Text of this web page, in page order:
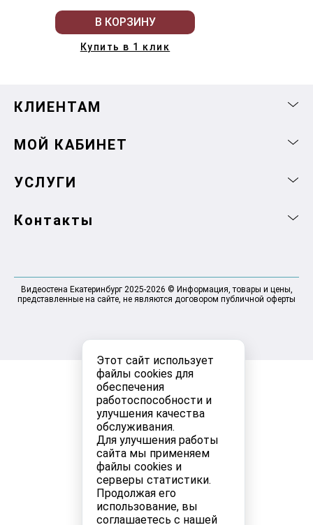
Этот сайт использует
файлы cookies для
обеспечения
работоспособности и
улучшения качества
обслуживания.
Для улучшения работы
сайта мы применяем
файлы cookies и
серверы статистики.
Продолжая его
использование, вы
соглашаетесь с нашей
В КОРЗИНУ
Купить в 1 клик
КЛИЕНТАМ
МОЙ КАБИНЕТ
УСЛУГИ
Контакты
Видеостена Екатеринбург 2025-2026 © Информация, товары и цены,
представленные на сайте, не являются договором публичной оферты